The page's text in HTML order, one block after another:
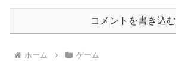
コメントを書き込む
ホーム ゲーム